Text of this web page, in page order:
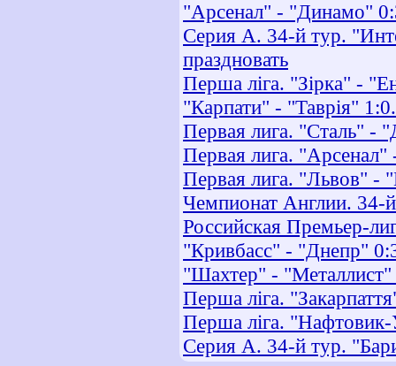
"Арсенал" - "Динамо"
Серия А. 34-й тур.
праздновать
Перша ліга. "Зірка" -
"Карпати" - "Таврія"
Первая лига. "Сталь" -
Первая лига.
Первая лига. "Львов" -
Чемпионат Англии. 34-
Российская Премьер-
"Кривбасс" - "Днепр"
"Шахтер" -
Перша ліга.
Перша ліга.
Серия А. 34-й тур.